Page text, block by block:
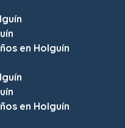
en Holguín
en Holguín